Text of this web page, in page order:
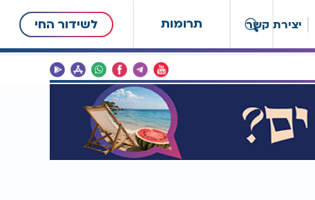
תרומות לשידור החי יצירת קשר